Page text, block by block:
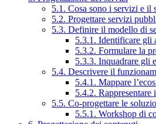
5.1. Cosa sono i servizi e il
5.2. Progettare servizi
5.3. Definire il modello di
5.3.1. Identificare gli
5.3.2. Formulare la
5.3.3. Inquadrare gli
5.4. Descrivere il
5.4.1. Mappare
5.4.2.
5.5. Co-progettare le
5.5.1. Workshop di